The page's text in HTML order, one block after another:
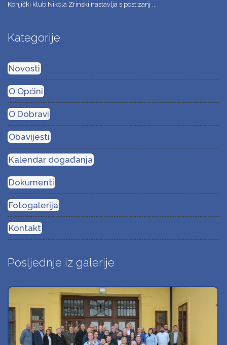
Konjički klub Nikola Zrinski nastavlja s postizanj ...
Kategorije
Novosti
O Općini
O Dobravi
Obavijesti
Kalendar događanja
Dokumenti
Fotogalerija
Kontakt
Posljednje iz galerije